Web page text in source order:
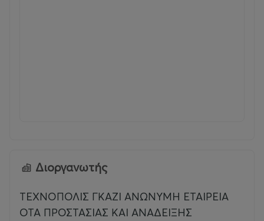
Διοργανωτής
ΤΕΧΝΟΠΟΛΙΣ ΓΚΑΖΙ ΑΝΩΝΥΜΗ ΕΤΑΙΡΕΙΑ
ΟΤΑ ΠΡΟΣΤΑΣΙΑΣ ΚΑΙ ΑΝΑΔΕΙΞΗΣ